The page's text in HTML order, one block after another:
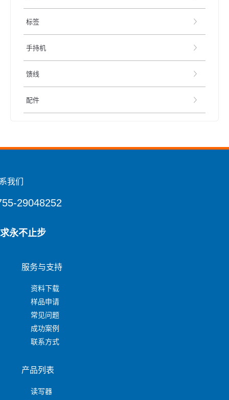
标签
手持机
馈线
配件
我们
29048252
永不止步
服务与支持
资料下载
样品申请
常见问题
成功案例
联系方式
产品列表
读写器